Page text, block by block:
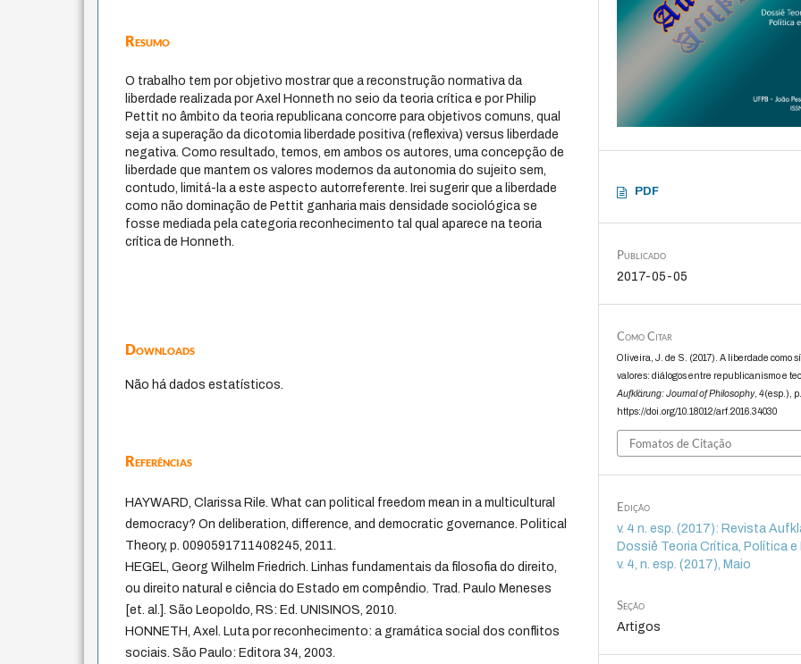
Resumo
O trabalho tem por objetivo mostrar que a reconstrução normativa da
liberdade realizada por Axel Honneth no seio da teoria crítica e por Philip
Pettit no âmbito da teoria republicana concorre para objetivos comuns, qual
seja a superação da dicotomia liberdade positiva (reflexiva) versus liberdade
negativa. Como resultado, temos, em ambos os autores, uma concepção de
liberdade que mantem os valores modernos da autonomia do sujeito sem,
contudo, limitá-la a este aspecto autorreferente. Irei sugerir que a liberdade
como não dominação de Pettit ganharia mais densidade sociológica se
fosse mediada pela categoria reconhecimento tal qual aparece na teoria
crítica de Honneth.
Downloads
Não há dados estatísticos.
Referências
HAYWARD, Clarissa Rile. What can political freedom mean in a multicultural
democracy? On deliberation, difference, and democratic governance. Political
Theory, p. 0090591711408245, 2011.
HEGEL, Georg Wilhelm Friedrich. Linhas fundamentais da filosofia do direito,
ou direito natural e ciência do Estado em compêndio. Trad. Paulo Meneses
[et. al.]. São Leopoldo, RS: Ed. UNISINOS, 2010.
HONNETH, Axel. Luta por reconhecimento: a gramática social dos conflitos
sociais. São Paulo: Editora 34, 2003.
PDF
Publicado
2017-05-05
Como Citar
Oliveira, J. de S. (2017). A liberdade como
valores: diálogos entre republicanismo e
Aufklärung: Journal of Philosophy,4(esp.),
https://doi.org/10.18012/arf.2016.34030
Fomatos de Citação
Edição
v. 4 n. esp. (2017): Revista
Dossiê Teoria Crítica, Política e
v. 4, n. esp. (2017), Maio
Seção
Artigos